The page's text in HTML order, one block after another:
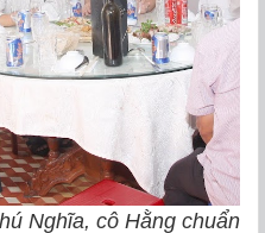
Nghĩa, cô Hằng chuẩn